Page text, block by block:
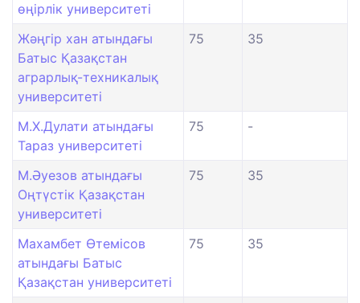
өңірлік университеті
Жәңгір хан атындағы
Батыс Қазақстан
аграрлық-техникалық
университеті
75 35
М.Х.Дулати атындағы
Тараз университеті
75 -
М.Әуезов атындағы
Оңтүстік Қазақстан
университеті
75 35
Махамбет Өтемісов
атындағы Батыс
Қазақстан университеті
75 35